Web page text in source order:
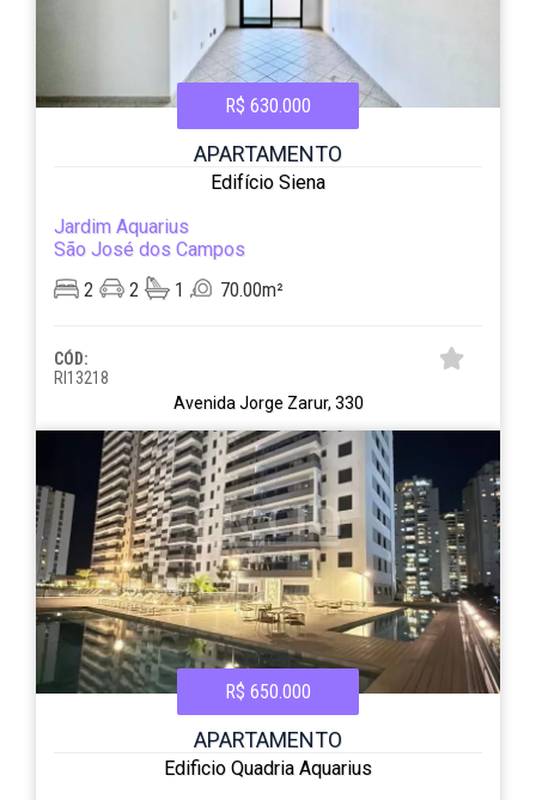
R$ 630.000
APARTAMENTO
Edifício Siena
Jardim Aquarius
São José dos Campos
2
2 1 70.00m²
CÓD:
RI13218
Avenida Jorge Zarur, 330
R$ 650.000
APARTAMENTO
Edificio Quadria Aquarius